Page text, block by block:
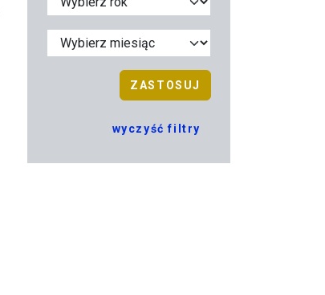
ZASTOSUJ
wyczyść filtry